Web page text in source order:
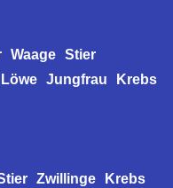
Waage Stier
Löwe Jungfrau
Krebs
Zwillinge
Krebs